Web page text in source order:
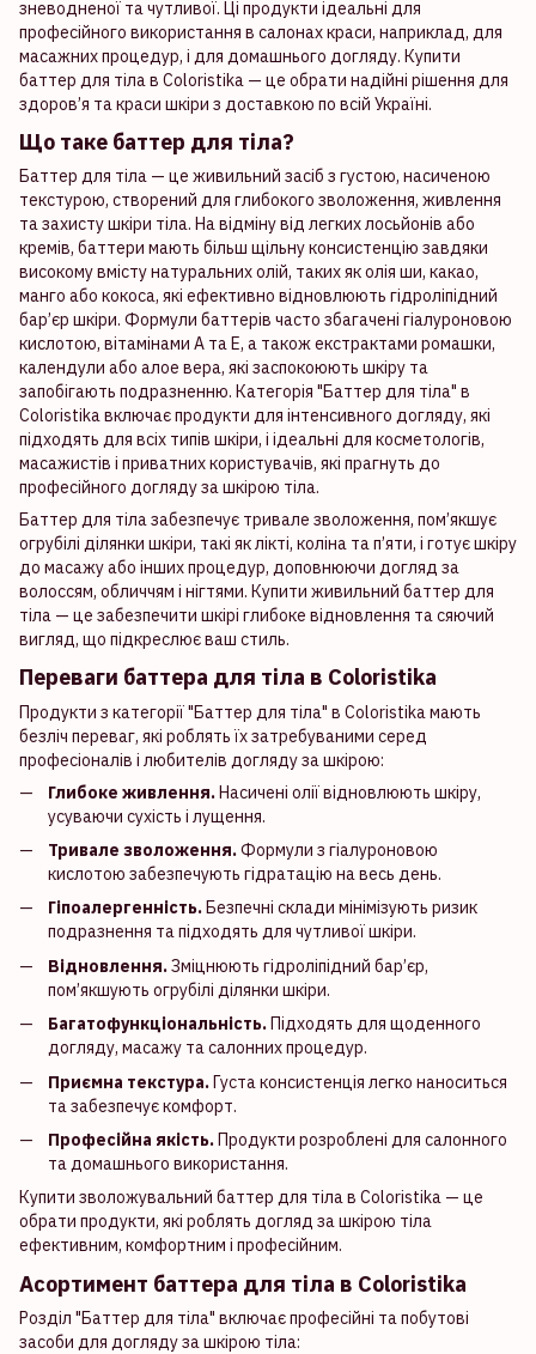
зневодненої та чутливої. Ці продукти ідеальні для
професійного використання в салонах краси, наприклад, для
масажних процедур, і для домашнього догляду. Купити
баттер для тіла в Coloristika — це обрати надійні рішення для
здоров’я та краси шкіри з доставкою по всій Україні.
Що таке баттер для тіла?
Баттер для тіла — це живильний засіб з густою, насиченою
текстурою, створений для глибокого зволоження, живлення
та захисту шкіри тіла. На відміну від легких лосьйонів або
кремів, баттери мають більш щільну консистенцію завдяки
високому вмісту натуральних олій, таких як олія ши, какао,
манго або кокоса, які ефективно відновлюють гідроліпідний
бар’єр шкіри. Формули баттерів часто збагачені гіалуроновою
кислотою, вітамінами А та Е, а також екстрактами ромашки,
календули або алое вера, які заспокоюють шкіру та
запобігають подразненню. Категорія "Баттер для тіла" в
Coloristika включає продукти для інтенсивного догляду, які
підходять для всіх типів шкіри, і ідеальні для косметологів,
масажистів і приватних користувачів, які прагнуть до
професійного догляду за шкірою тіла.
Баттер для тіла забезпечує тривале зволоження, пом’якшує
огрубілі ділянки шкіри, такі як лікті, коліна та п’яти, і готує шкіру
до масажу або інших процедур, доповнюючи догляд за
волоссям, обличчям і нігтями. Купити живильний баттер для
тіла — це забезпечити шкірі глибоке відновлення та сяючий
вигляд, що підкреслює ваш стиль.
Переваги баттера для тіла в Coloristika
Продукти з категорії "Баттер для тіла" в Coloristika мають
безліч переваг, які роблять їх затребуваними серед
професіоналів і любителів догляду за шкірою:
Глибоке живлення.Насичені олії відновлюють шкіру,
усуваючи сухість і лущення.
Тривале зволоження.Формули з гіалуроновою
кислотою забезпечують гідратацію на весь день.
Гіпоалергенність. Безпечні склади мінімізують ризик
подразнення та підходять для чутливої шкіри.
Відновлення.Зміцнюють гідроліпідний бар’єр,
пом’якшують огрубілі ділянки шкіри.
Багатофункціональність.Підходять для щоденного
догляду, масажу та салонних процедур.
Приємна текстура.Густа консистенція легко наноситься
та забезпечує комфорт.
Професійна якість.Продукти розроблені для салонного
та домашнього використання.
Купити зволожувальний баттер для тіла в Coloristika — це
обрати продукти, які роблять догляд за шкірою тіла
ефективним, комфортним і професійним.
Асортимент баттера для тіла в Coloristika
Розділ "Баттер для тіла" включає професійні та побутові
засоби для догляду за шкірою тіла: